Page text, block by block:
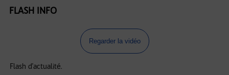
FLASH INFO
Regarder la vidéo
Flash d'actualité.